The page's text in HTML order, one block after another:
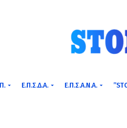
Ε.Π.Σ.Δ.Α. Ε.Π.Σ.Α.Ν.Α.